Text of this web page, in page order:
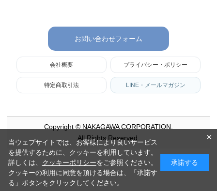
お問い合わせフォーム
会社概要 プライバシー・ポリシー
特定商取引法 LINE・メールマガジン
Copyright © NAKAGAWA CORPORATION.
All Rights Reserved.
×
当ウェブサイトでは、お客様により良いサービス
を提供するために、クッキーを利用しています。
詳しくは、 クッキーポリシーをご参照ください。
クッキーの利用に同意を頂ける場合は、「承諾す
る」ボタンをクリックしてください。
承諾する